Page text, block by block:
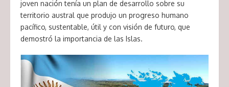
joven nación tenía un plan de desarrollo sobre su
territorio austral que produjo un progreso humano
pacífico, sustentable, útil y con visión de futuro, que
demostró la importancia de las Islas.